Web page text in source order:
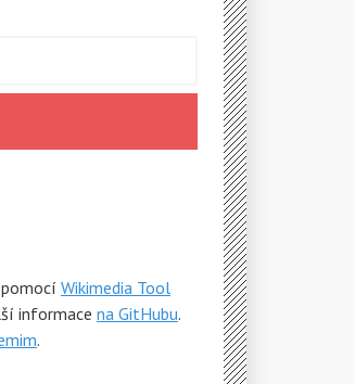
Wikimedia Tool
informace na GitHubu.
.